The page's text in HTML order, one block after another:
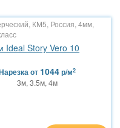
КМ5, Россия, 4мм,
Ideal Story Vero 10
от 1044р/м2
3м, 3.5м, 4м